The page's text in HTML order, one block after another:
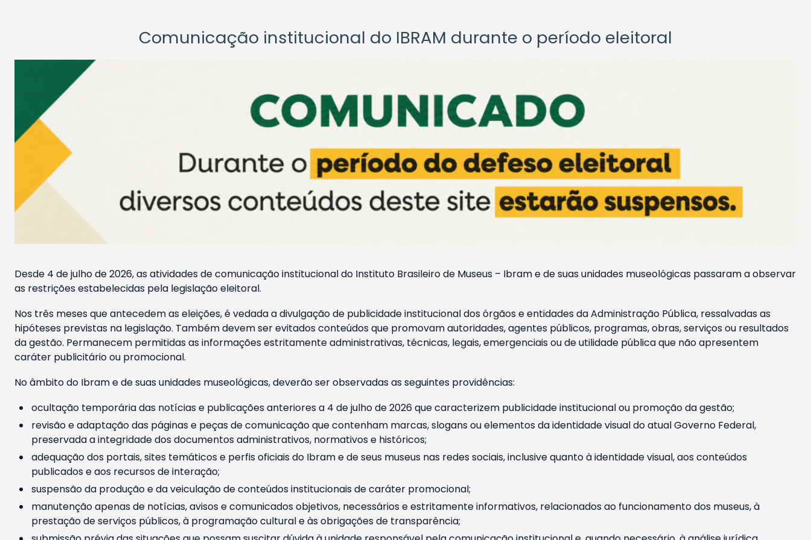
Comunicação institucional do IBRAM durante o período eleitoral
Desde 4 de julho de 2026, as atividades de comunicação institucional do Instituto Brasileiro de Museus – Ibram e de suas unidades museológicas passaram a observar
as restrições estabelecidas pela legislação eleitoral.
Nos três meses que antecedem as eleições, é vedada a divulgação de publicidade institucional dos órgãos e entidades da Administração Pública, ressalvadas as
hipóteses previstas na legislação. Também devem ser evitados conteúdos que promovam autoridades, agentes públicos, programas, obras, serviços ou resultados
da gestão. Permanecem permitidas as informações estritamente administrativas, técnicas, legais, emergenciais ou de utilidade pública que não apresentem
caráter publicitário ou promocional.
No âmbito do Ibram e de suas unidades museológicas, deverão ser observadas as seguintes providências:
ocultação temporária das notícias e publicações anteriores a 4 de julho de 2026 que caracterizem publicidade institucional ou promoção da gestão;
revisão e adaptação das páginas e peças de comunicação que contenham marcas, slogans ou elementos da identidade visual do atual Governo Federal,
preservada a integridade dos documentos administrativos, normativos e históricos;
adequação dos portais, sites temáticos e perfis oficiais do Ibram e de seus museus nas redes sociais, inclusive quanto à identidade visual, aos conteúdos
publicados e aos recursos de interação;
suspensão da produção e da veiculação de conteúdos institucionais de caráter promocional;
manutenção apenas de notícias, avisos e comunicados objetivos, necessários e estritamente informativos, relacionados ao funcionamento dos museus, à
prestação de serviços públicos, à programação cultural e às obrigações de transparência;